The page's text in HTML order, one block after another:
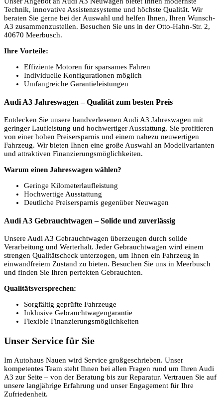
Technik, innovative Assistenzsysteme und höchste Qualität. Wir
beraten Sie gerne bei der Auswahl und helfen Ihnen, Ihren Wunsch-
A3 zusammenzustellen. Besuchen Sie uns in der Otto-Hahn-Str. 2,
40670 Meerbusch.
Ihre Vorteile:
Effiziente Motoren für sparsames Fahren
Individuelle Konfigurationen möglich
Umfangreiche Garantieleistungen
Audi A3 Jahreswagen – Qualität zum besten Preis
Entdecken Sie unsere handverlesenen Audi A3 Jahreswagen mit
geringer Laufleistung und hochwertiger Ausstattung. Sie profitieren
von einer hohen Preisersparnis und einem nahezu neuwertigen
Fahrzeug. Wir bieten Ihnen eine große Auswahl an Modellvarianten
und attraktiven Finanzierungsmöglichkeiten.
Warum einen Jahreswagen wählen?
Geringe Kilometerlaufleistung
Hochwertige Ausstattung
Deutliche Preisersparnis gegenüber Neuwagen
Audi A3 Gebrauchtwagen – Solide und zuverlässig
Unsere Audi A3 Gebrauchtwagen überzeugen durch solide
Verarbeitung und Werterhalt. Jeder Gebrauchtwagen wird einem
strengen Qualitätscheck unterzogen, um Ihnen ein Fahrzeug in
einwandfreiem Zustand zu bieten. Besuchen Sie uns in Meerbusch
und finden Sie Ihren perfekten Gebrauchten.
Qualitätsversprechen:
Sorgfältig geprüfte Fahrzeuge
Inklusive Gebrauchtwagengarantie
Flexible Finanzierungsmöglichkeiten
Unser Service für Sie
Im Autohaus Nauen wird Service großgeschrieben. Unser
kompetentes Team steht Ihnen bei allen Fragen rund um Ihren Audi
A3 zur Seite – von der Beratung bis zur Reparatur. Vertrauen Sie auf
unsere langjährige Erfahrung und unser Engagement für Ihre
Zufriedenheit.